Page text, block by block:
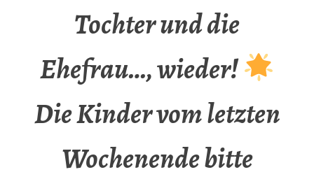
Tochter und die
Ehefrau…, wieder!
Die Kinder vom letzten
Wochenende bitte